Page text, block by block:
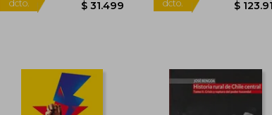
10%
dcto.
10%